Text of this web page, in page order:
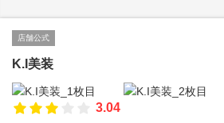
店舗公式
K.I美装
3.04